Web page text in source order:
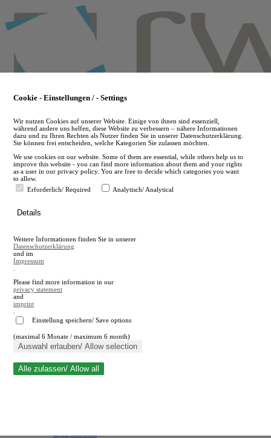
to
main
en
A
A
Suche schließen
Cookie - Einstellungen / - Settings
Wir nutzen Cookies auf unserer Website. Einige von ihnen sind essenziell,
während andere uns helfen, diese Website zu verbessern – nähere Informationen
dazu und zu Ihren Rechten als Nutzer finden Sie in unserer Datenschutzerklärung.
Sie können frei entscheiden, welche Kategorien Sie zulassen möchten.
We use cookies on our website. Some of them are essential, while others help us to
improve this website - you can find more information about them and your rights
as a user in our privacy policy. You are free to decide which categories you want
to allow.
Erforderlich/ Required
Analytisch/ Analytical
Details
Weitere Informationen finden Sie in unserer
Datenschutzerklärung
und im
Impressum
Please find more information in our
privacy statement
and
imprint
Einstellung speichern/ Save options
(maximal 6 Monate / maximum 6 month)
Auswahl erlauben/ Allow selection
Alle zulassen/ Allow all